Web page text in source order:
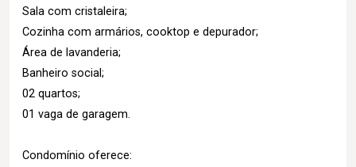
Sala com cristaleira;
Cozinha com armários, cooktop e depurador;
Área de lavanderia;
Banheiro social;
02 quartos;
01 vaga de garagem.
Condomínio oferece: